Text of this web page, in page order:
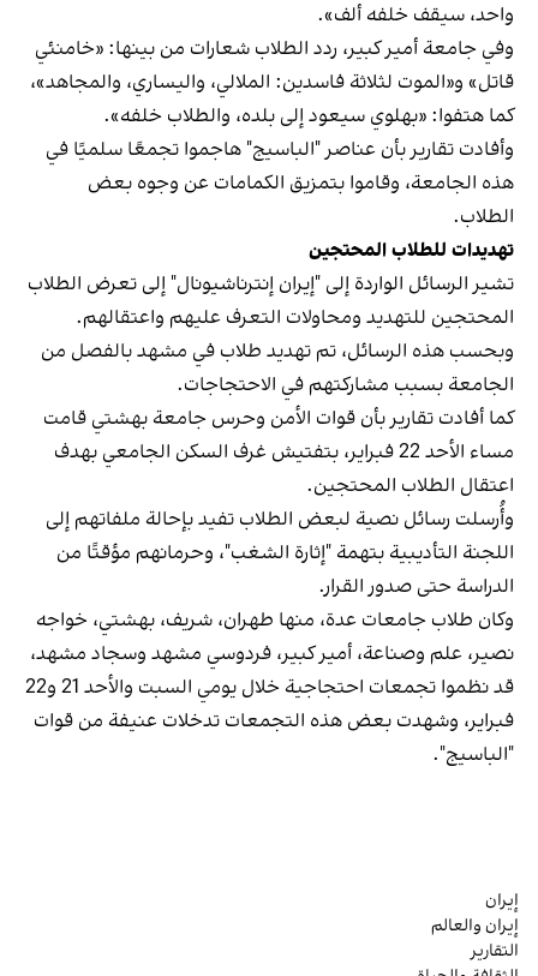
واحد، سيقف خلفه ألف».
وفي جامعة أمير كبير، ردد الطلاب شعارات من بينها: «خامنئي
قاتل» و«الموت لثلاثة فاسدين: الملالي، واليساري، والمجاهد»،
كما هتفوا: «بهلوي سيعود إلى بلده، والطلاب خلفه».
وأفادت تقارير بأن عناصر "الباسيج" هاجموا تجمعًا سلميًا في
هذه الجامعة، وقاموا بتمزيق الكمامات عن وجوه بعض
الطلاب.
تهديدات للطلاب المحتجين
تشير الرسائل الواردة إلى "إيران إنترناشيونال" إلى تعرض الطلاب
المحتجين للتهديد ومحاولات التعرف عليهم واعتقالهم.
وبحسب هذه الرسائل، تم تهديد طلاب في مشهد بالفصل من
الجامعة بسبب مشاركتهم في الاحتجاجات.
كما أفادت تقارير بأن قوات الأمن وحرس جامعة بهشتي قامت
مساء الأحد 22 فبراير، بتفتيش غرف السكن الجامعي بهدف
اعتقال الطلاب المحتجين.
وأُرسلت رسائل نصية لبعض الطلاب تفيد بإحالة ملفاتهم إلى
اللجنة التأديبية بتهمة "إثارة الشغب"، وحرمانهم مؤقتًا من
الدراسة حتى صدور القرار.
وكان طلاب جامعات عدة، منها طهران، شريف، بهشتي، خواجه
نصير، علم وصناعة، أمير كبير، فردوسي مشهد وسجاد مشهد،
قد نظموا تجمعات احتجاجية خلال يومي السبت والأحد 21 و22
فبراير، وشهدت بعض هذه التجمعات تدخلات عنيفة من قوات
"الباسيج".
إيران
إيران والعالم
التقارير